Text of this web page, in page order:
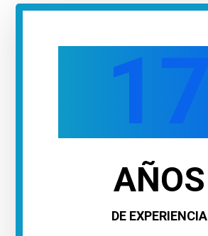
17
AÑOS
DE EXPERIENCIA